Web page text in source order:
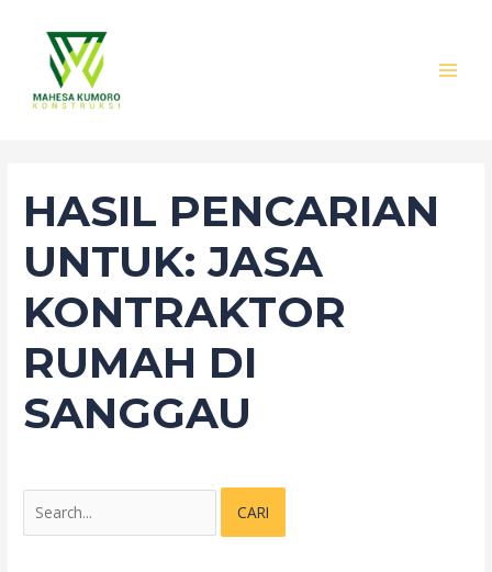
HASIL PENCARIAN
UNTUK:JASA
KONTRAKTOR
RUMAH DI
SANGGAU
untuk: